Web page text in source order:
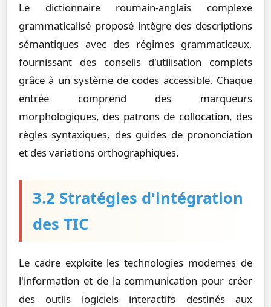
Le dictionnaire roumain-anglais complexe
grammaticalisé proposé intègre des descriptions
sémantiques avec des régimes grammaticaux,
fournissant des conseils d'utilisation complets
grâce à un système de codes accessible. Chaque
entrée comprend des marqueurs
morphologiques, des patrons de collocation, des
règles syntaxiques, des guides de prononciation
et des variations orthographiques.
3.2 Stratégies d'intégration
des TIC
Le cadre exploite les technologies modernes de
l'information et de la communication pour créer
des outils logiciels interactifs destinés aux